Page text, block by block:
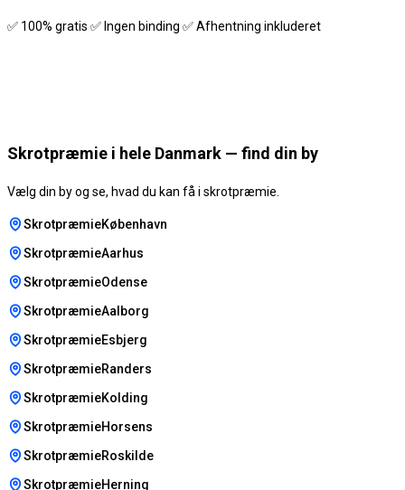
✅ 100% gratis ✅ Ingen binding ✅ Afhentning inkluderet
Skrotpræmie i hele Danmark — find din by
Vælg din by og se, hvad du kan få i skrotpræmie.
SkrotpræmieKøbenhavn
SkrotpræmieAarhus
SkrotpræmieOdense
SkrotpræmieAalborg
SkrotpræmieEsbjerg
SkrotpræmieRanders
SkrotpræmieKolding
SkrotpræmieHorsens
SkrotpræmieRoskilde
SkrotpræmieHerning